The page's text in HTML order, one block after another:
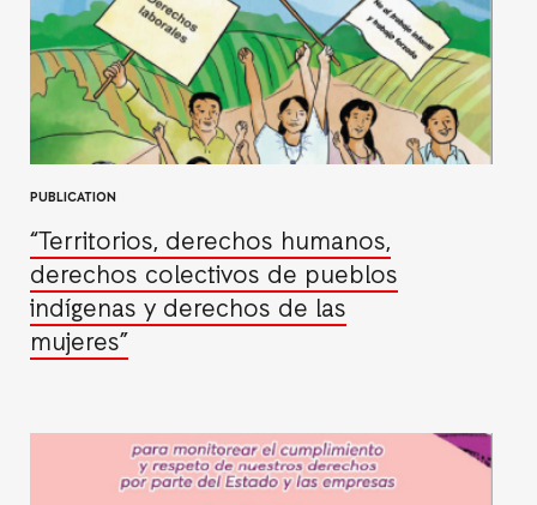
PUBLICATION
“Territorios, derechos humanos,
derechos colectivos de pueblos
indígenas y derechos de las
mujeres”